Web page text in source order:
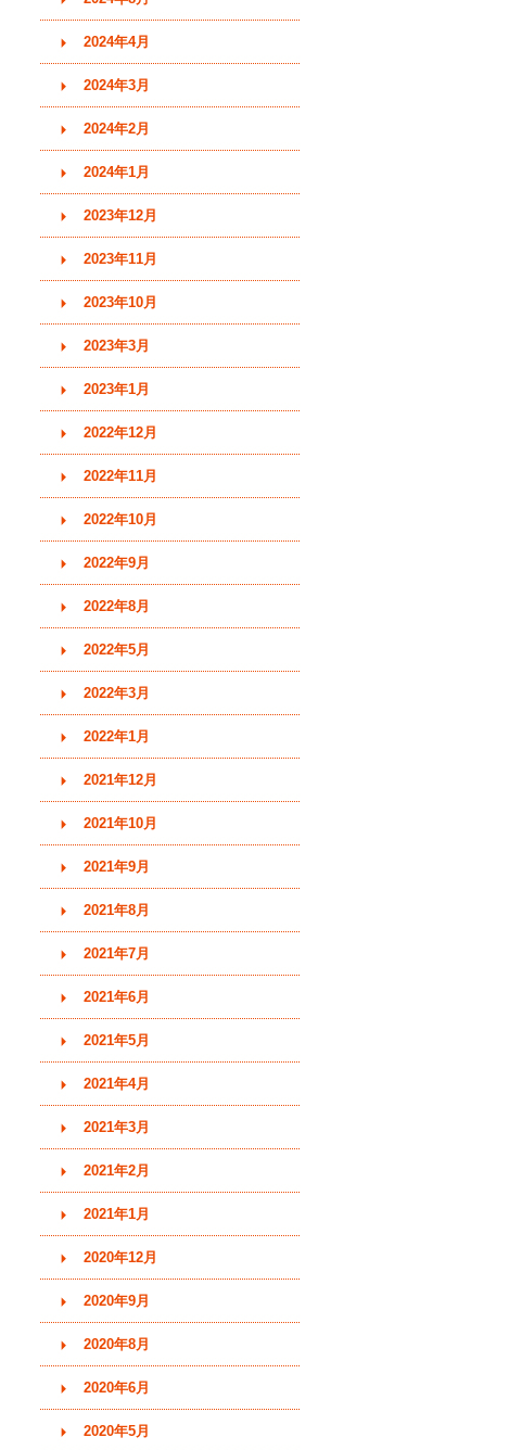
2024年4月
2024年3月
2024年2月
2024年1月
2023年12月
2023年11月
2023年10月
2023年3月
2023年1月
2022年12月
2022年11月
2022年10月
2022年9月
2022年8月
2022年5月
2022年3月
2022年1月
2021年12月
2021年10月
2021年9月
2021年8月
2021年7月
2021年6月
2021年5月
2021年4月
2021年3月
2021年2月
2021年1月
2020年12月
2020年9月
2020年8月
2020年6月
2020年5月